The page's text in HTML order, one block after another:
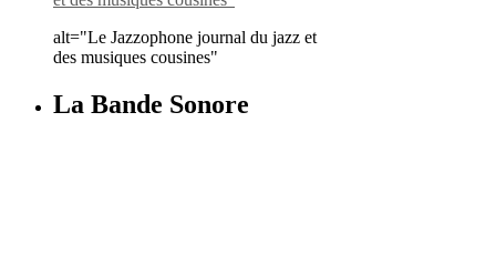
alt="Le Jazzophone journal du jazz et
des musiques cousines"
La Bande Sonore